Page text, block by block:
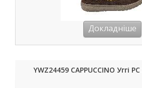
Докладніше
YWZ24459 CAPPUCCINO Уггі